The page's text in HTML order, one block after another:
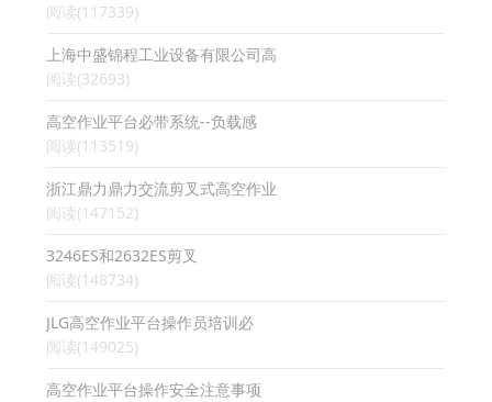
阅读(117339)
上海中盛锦程工业设备有限公司高
阅读(32693)
高空作业平台必带系统--负载感
阅读(113519)
浙江鼎力鼎力交流剪叉式高空作业
阅读(147152)
3246ES和2632ES剪叉
阅读(148734)
JLG高空作业平台操作员培训必
阅读(149025)
高空作业平台操作安全注意事项